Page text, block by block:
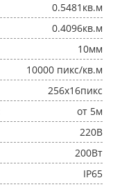
0.5481кв.м
0.4096кв.м
10мм
10000 пикс/кв.м
256x16пикс
от 5м
220В
200Вт
IP65